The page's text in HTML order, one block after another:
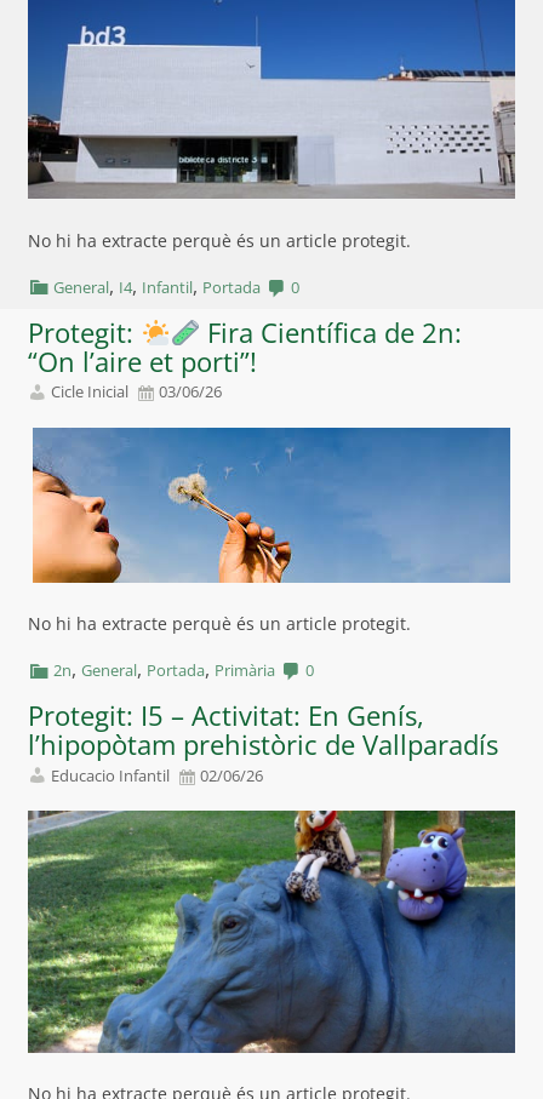
No hi ha extracte perquè és un article protegit.
General, I4, Infantil, Portada 0
Protegit:
Fira Científica de 2n:
“On l’aire et porti”!
Cicle Inicial 03/06/26
No hi ha extracte perquè és un article protegit.
2n,General, Portada, Primària 0
Protegit: I5 – Activitat: En Genís,
l’hipopòtam prehistòric de Vallparadís
Educacio Infantil 02/06/26
No hi ha extracte perquè és un article protegit.